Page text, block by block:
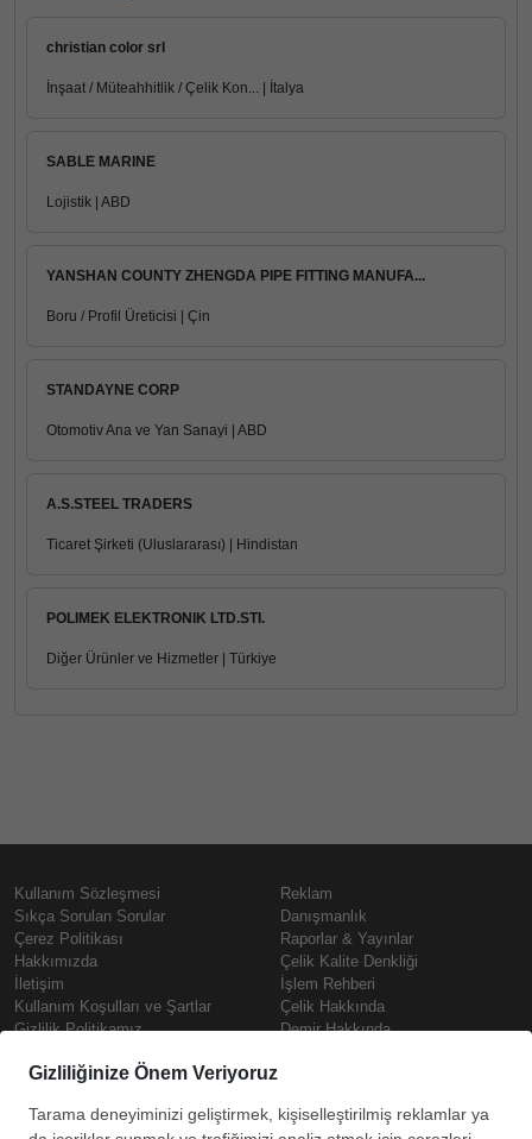
christian color srl
İnşaat / Müteahhitlik / Çelik Kon... | İtalya
SABLE MARINE
Lojistik | ABD
YANSHAN COUNTY ZHENGDA PIPE FITTING MANUFA...
Boru / Profil Üreticisi | Çin
STANDAYNE CORP
Otomotiv Ana ve Yan Sanayi | ABD
A.S.STEEL TRADERS
Ticaret Şirketi (Uluslararası) | Hindistan
POLIMEK ELEKTRONIK LTD.STI.
Diğer Ürünler ve Hizmetler | Türkiye
Kullanım Sözleşmesi
Sıkça Sorulan Sorular
Çerez Politikası
Hakkımızda
İletişim
Kullanım Koşulları ve Şartlar
Gizlilik Politikamız
Prime
Reklam
Danışmanlık
Raporlar & Yayınlar
Çelik Kalite Denkliği
İşlem Rehberi
Çelik Hakkında
Demir Hakkında
Çelik Fiyatları Copyright © SteelOrbis Elektronik